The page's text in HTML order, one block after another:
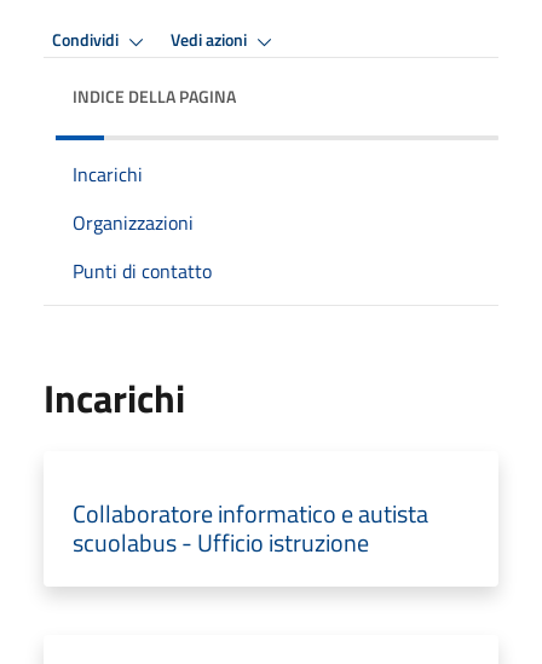
Condividi Vedi azioni
INDICE DELLA PAGINA
Incarichi
Organizzazioni
Punti di contatto
Incarichi
Collaboratore informatico e autista
scuolabus - Ufficio istruzione